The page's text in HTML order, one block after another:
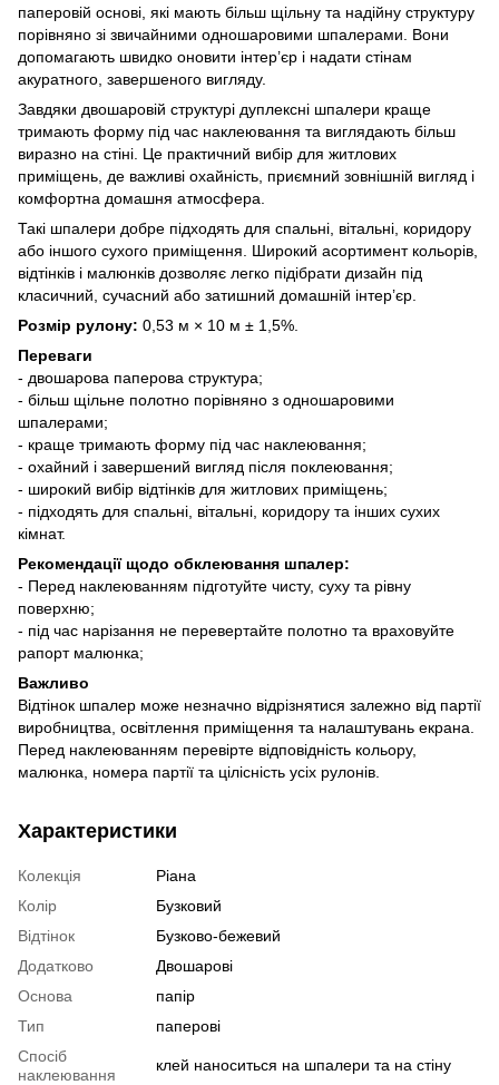
паперовій основі, які мають більш щільну та надійну структуру
порівняно зі звичайними одношаровими шпалерами. Вони
допомагають швидко оновити інтер’єр і надати стінам
акуратного, завершеного вигляду.
Завдяки двошаровій структурі дуплексні шпалери краще
тримають форму під час наклеювання та виглядають більш
виразно на стіні. Це практичний вибір для житлових
приміщень, де важливі охайність, приємний зовнішній вигляд і
комфортна домашня атмосфера.
Такі шпалери добре підходять для спальні, вітальні, коридору
або іншого сухого приміщення. Широкий асортимент кольорів,
відтінків і малюнків дозволяє легко підібрати дизайн під
класичний, сучасний або затишний домашній інтер’єр.
Розмір рулону: 0,53 м × 10 м ± 1,5%.
Переваги
- двошарова паперова структура;
- більш щільне полотно порівняно з одношаровими
шпалерами;
- краще тримають форму під час наклеювання;
- охайний і завершений вигляд після поклеювання;
- широкий вибір відтінків для житлових приміщень;
- підходять для спальні, вітальні, коридору та інших сухих
кімнат.
Рекомендації щодо обклеювання шпалер:
- Перед наклеюванням підготуйте чисту, суху та рівну
поверхню;
- під час нарізання не перевертайте полотно та враховуйте
рапорт малюнка;
Важливо
Відтінок шпалер може незначно відрізнятися залежно від партії
виробництва, освітлення приміщення та налаштувань екрана.
Перед наклеюванням перевірте відповідність кольору,
малюнка, номера партії та цілісність усіх рулонів.
Характеристики
Колекція
Ріана
Колір
Бузковий
Відтінок
Бузково-бежевий
Додатково
Двошарові
Основа
папір
Тип
паперові
Спосіб
наклеювання
клей наноситься на шпалери та на стіну